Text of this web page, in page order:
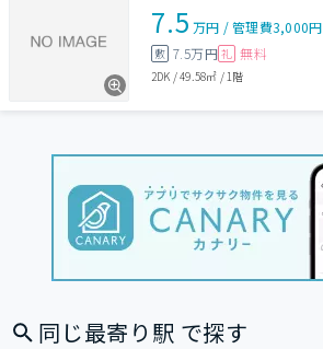
7.5 万円 /管理費3,000円
敷 7.5万円 礼 無料
2DK /49.58㎡ / 1階
同じ最寄り駅 で探す